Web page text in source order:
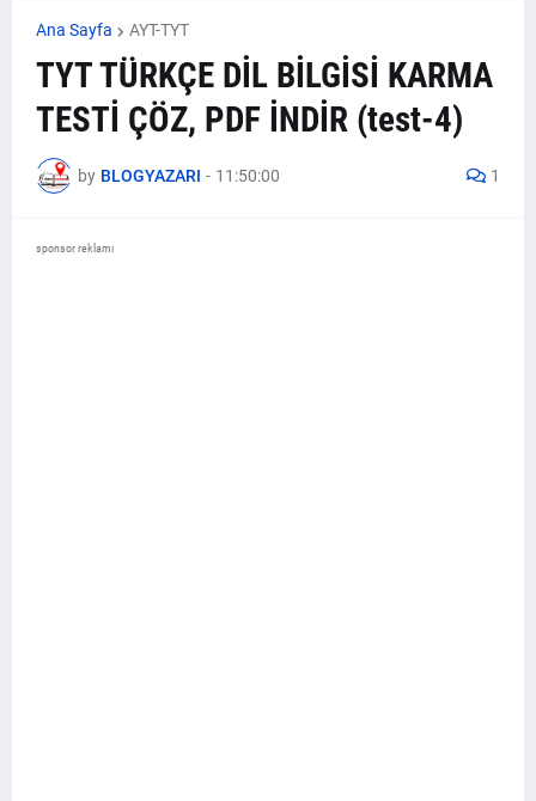
Ana Sayfa AYT-TYT
TYT TÜRKÇE DİL BİLGİSİ KARMA
TESTİ ÇÖZ, PDF İNDİR (test-4)
by BLOGYAZARI - 11:50:00 1
sponsor reklamı